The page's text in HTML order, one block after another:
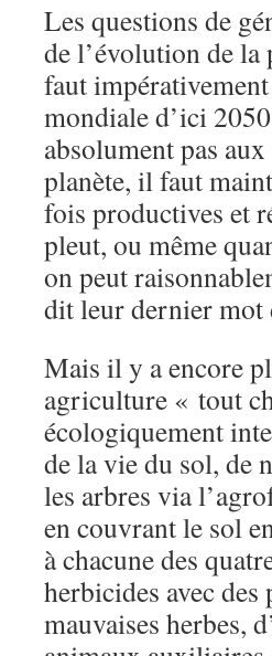
Les questions de
de l’évolution de
faut
mondiale d’ici
absolument pas
planète, il faut
fois productives et
pleut, ou même
on peut
dit leur dernier mot
Mais il y a encore
agriculture « tout
écologiquement
de la vie du sol, de
les arbres via
en couvrant le sol
à chacune des
herbicides avec
mauvaises herbes,